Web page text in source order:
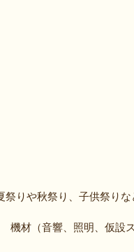
祭りや秋祭り、子供祭り
機材（音響、照明、仮設